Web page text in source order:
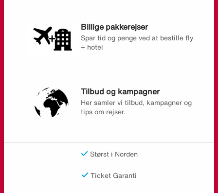
Billige pakkerejser
Spar tid og penge ved at bestille fly
+ hotel
Tilbud og kampagner
Her samler vi tilbud, kampagner og
tips om rejser.
Størst i Norden
Ticket Garanti